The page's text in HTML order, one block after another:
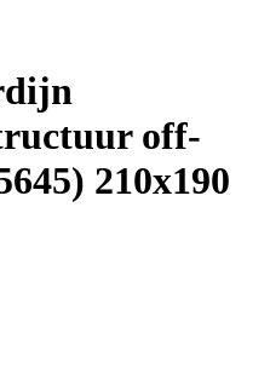
off-
210x190